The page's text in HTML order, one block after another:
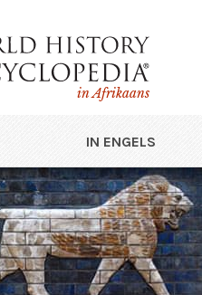
in Afrikaans
IN ENGELS